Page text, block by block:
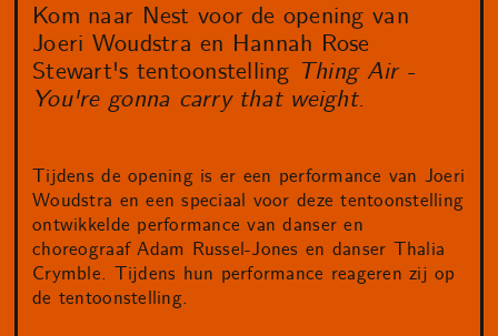
Kom naar Nest voor de opening van
Joeri Woudstra en Hannah Rose
Stewart's tentoonstelling Thing Air -
You're gonna carry that weight.
Tijdens de opening is er een performance van Joeri
Woudstra en een speciaal voor deze tentoonstelling
ontwikkelde performance van danser en
choreograaf Adam Russel-Jones en danser Thalia
Crymble. Tijdens hun performance reageren zij op
de tentoonstelling.